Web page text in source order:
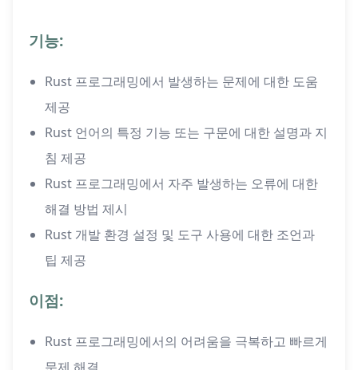
기능:
Rust 프로그래밍에서 발생하는 문제에 대한 도움
제공
Rust 언어의 특정 기능 또는 구문에 대한 설명과 지
침 제공
Rust 프로그래밍에서 자주 발생하는 오류에 대한
해결 방법 제시
Rust 개발 환경 설정 및 도구 사용에 대한 조언과
팁 제공
이점:
Rust 프로그래밍에서의 어려움을 극복하고 빠르게